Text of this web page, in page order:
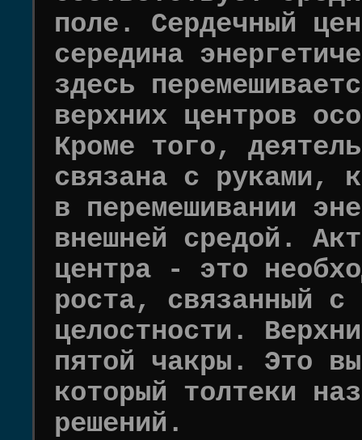
поле. Сердечный
середина
здесь
верхних центров
Кроме того,
связана с руками,
в перемешивании
внешней средой.
центра - это
роста, связанный с
целостности.
пятой чакры. Это
который толтеки
решений.